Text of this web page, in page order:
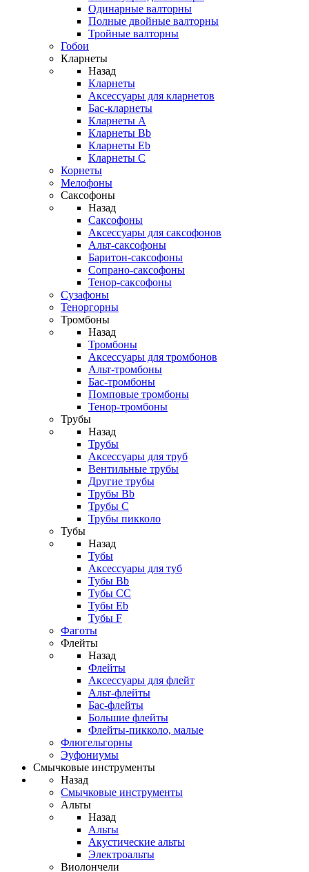
Одинарные валторны
Полные двойные валторны
Тройные валторны
Гобои
Кларнеты
Назад
Кларнеты
Аксессуары для кларнетов
Бас-кларнеты
Кларнеты A
Кларнеты Bb
Кларнеты Eb
Кларнеты С
Корнеты
Мелофоны
Саксофоны
Назад
Саксофоны
Аксессуары для саксофонов
Альт-саксофоны
Баритон-саксофоны
Сопрано-саксофоны
Тенор-саксофоны
Сузафоны
Теноргорны
Тромбоны
Назад
Тромбоны
Аксессуары для тромбонов
Альт-тромбоны
Бас-тромбоны
Помповые тромбоны
Тенор-тромбоны
Трубы
Назад
Трубы
Аксессуары для труб
Вентильные трубы
Другие трубы
Трубы Bb
Трубы C
Трубы пикколо
Тубы
Назад
Тубы
Аксессуары для туб
Тубы Bb
Тубы CC
Тубы Eb
Тубы F
Фаготы
Флейты
Назад
Флейты
Аксессуары для флейт
Альт-флейты
Бас-флейты
Большие флейты
Флейты-пикколо, малые
Флюгельгорны
Эуфониумы
Смычковые инструменты
Назад
Смычковые инструменты
Альты
Назад
Альты
Акустические альты
Электроальты
Виолончели